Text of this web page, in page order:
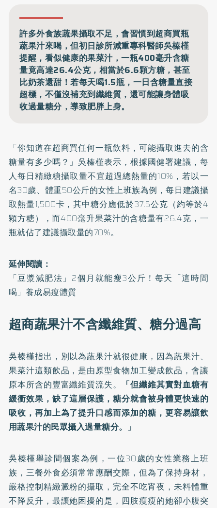
許多外食族蔬果攝取不足，會習慣到超商買瓶
蔬果汁來喝，但初日診所減重專科醫師吳榛槿
提醒，看似健康的果菜汁，一瓶400毫升含糖
量竟高達26.4公克，相當於6.6顆方糖，甚至
比奶茶還甜！若每天喝1.5瓶，一日含糖量直接
超標，不僅沒補充到纖維質，還可能讓身體吸
收過量糖分，導致肥胖上身。
「你知道在超商買任何一瓶飲料，可能攝取進去的含
糖量有多少嗎？」吳榛槿表示，根據國健署建議，每
人每日精緻糖攝取量不宜超過總熱量的10%，若以一
名30歲、體重50公斤的女性上班族為例，每日建議攝
取熱量1,500卡，其中糖分應低於37.5公克（約等於4
顆方糖），而400毫升果菜汁的含糖量有26.4克，一
瓶就佔了建議攝取量的70%。
延伸閱讀：
「豆漿減肥法」2個月就能瘦3公斤！每天「這時間
喝」養成易瘦體質
超商蔬果汁不含纖維質、糖分過高
吳榛槿指出，別以為蔬果汁就很健康，因為蔬果汁、
果菜汁這類飲品，是由原型食物加工變成飲品，會讓
原本所含的豐富纖維質流失。
「但纖維其實對血糖有
緩衝效果，缺了這層保護，糖分就會被身體更快速的
吸收，再加上為了提升口感而添加的糖，更容易讓飲
用蔬果汁的民眾攝入過量糖分。」
吳榛槿舉診間個案為例，一位30歲的女性業務上班
族，三餐外食必須常常應酬交際，但為了保持身材，
嚴格控制精緻澱粉的攝取，完全不吃宵夜，未料體重
不降反升，最讓她困擾的是，四肢瘦瘦的她卻小腹突